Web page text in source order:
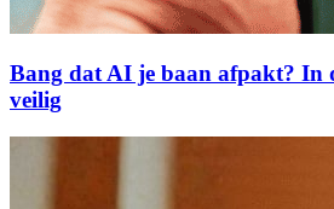
Bang dat AI je baan afpakt? In
veilig